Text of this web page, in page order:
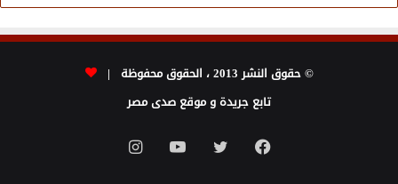
© حقوق النشر 2013 ، الحقوق محفوظة |
تابع جريدة و موقع صدى مصر
فيسبوك تويتر يوتيوبانستقرام